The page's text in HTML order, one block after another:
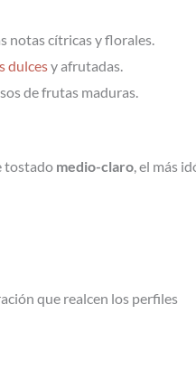
notas cítricas y florales.
dulcesy afrutadas.
de frutas maduras.
tostado medio-claro, el más
que realcen los perfiles